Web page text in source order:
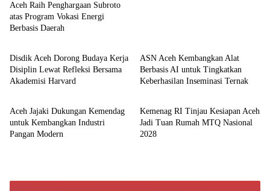
Aceh Raih Penghargaan Subroto
atas Program Vokasi Energi
Berbasis Daerah
Aceh
Disdik Aceh Dorong Budaya Kerja
Disiplin Lewat Refleksi Bersama
Akademisi Harvard
ASN Aceh Kembangkan Alat
Berbasis AI untuk Tingkatkan
Keberhasilan Inseminasi Ternak
Aceh
Aceh Jajaki Dukungan Kemendag
untuk Kembangkan Industri
Pangan Modern
Aceh
Kemenag RI Tinjau Kesiapan Aceh
Jadi Tuan Rumah MTQ Nasional
2028